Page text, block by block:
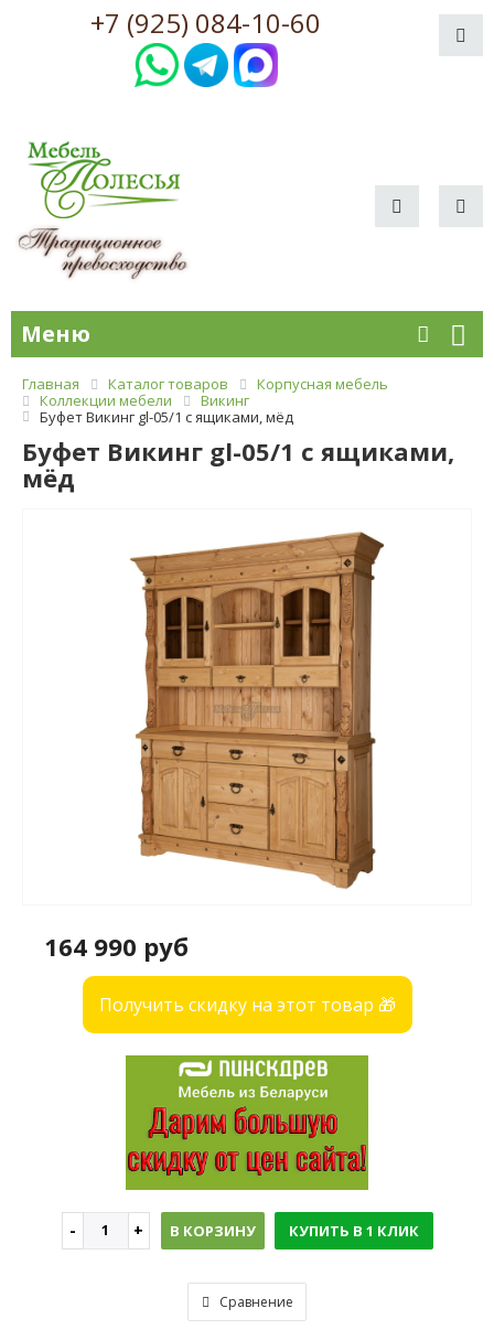
+7 (925) 084-10-60
Меню
Главная Каталог товаров
Корпусная мебель
Коллекции мебели
Викинг
Буфет Викинг gl-05/1 с ящиками, мёд
Буфет Викинг gl-05/1 с ящиками,
мёд
164 990 руб
Получить скидку на этот товар 🎁
В КОРЗИНУ КУПИТЬ В 1 КЛИК
Сравнение